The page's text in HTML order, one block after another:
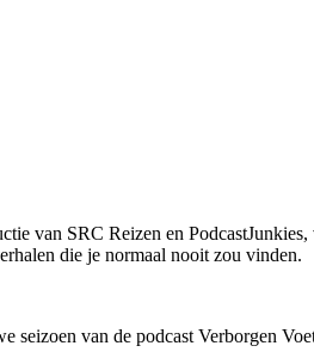
van SRC Reizen en
die je normaal nooit zou vinden.
seizoen van de podcast Verborgen